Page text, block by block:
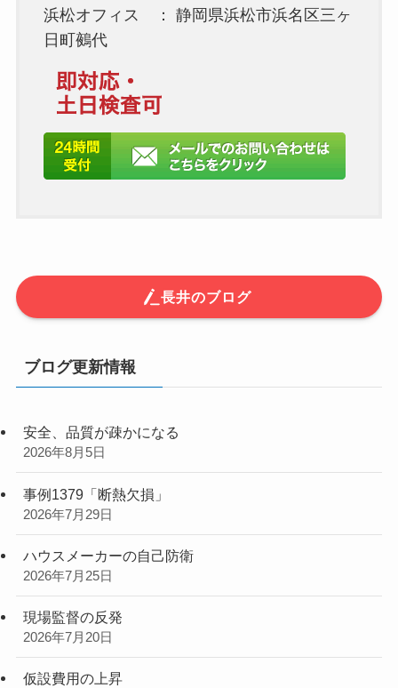
浜松オフィス ： 静岡県浜松市浜名区三ヶ
日町鵺代
長井のブログ
ブログ更新情報
安全、品質が疎かになる
2026年8月5日
事例1379「断熱欠損」
2026年7月29日
ハウスメーカーの自己防衛
2026年7月25日
現場監督の反発
2026年7月20日
仮設費用の上昇